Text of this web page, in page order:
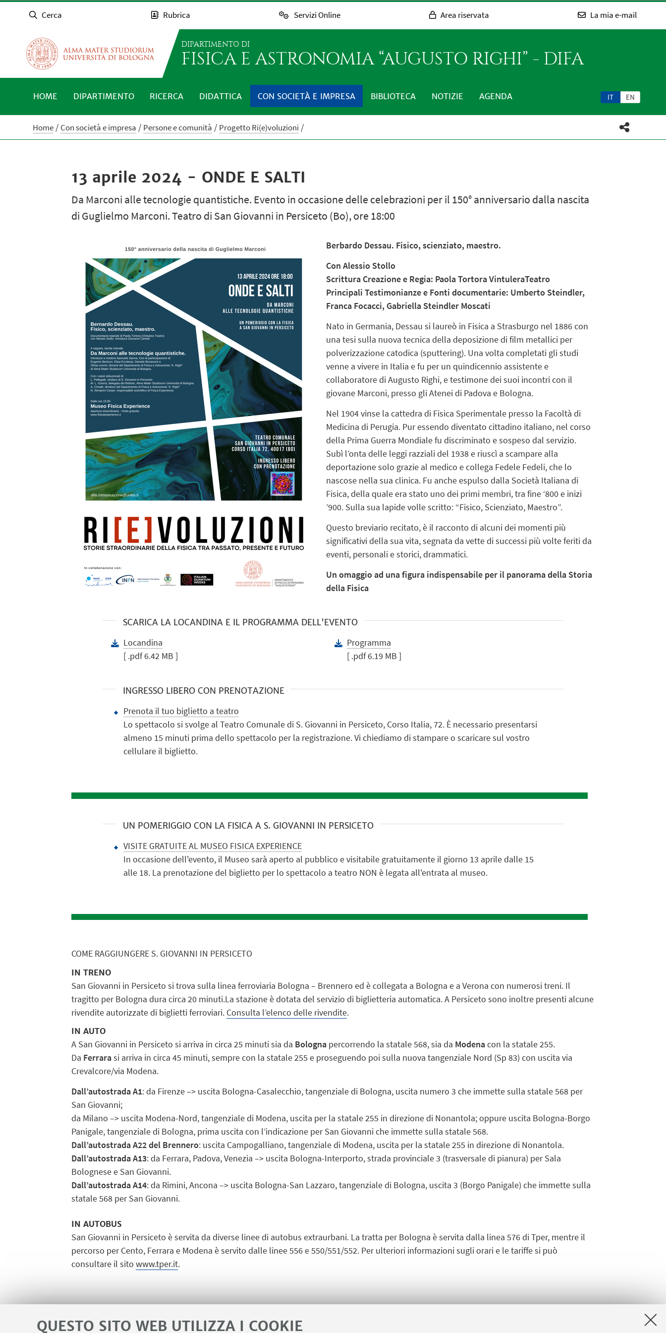
QUESTO SITO WEB UTILIZZA I COOKIE
Cerca Rubrica Servizi Online Area riservata La mia e-mail
DIPARTIMENTO DI
FISICA E ASTRONOMIA “AUGUSTO RIGHI” - DIFA
IT EN
HOME DIPARTIMENTO RICERCA DIDATTICA CON SOCIETÀ E IMPRESA BIBLIOTECA NOTIZIE AGENDA
Home Con società e impresa Persone e comunità Progetto Ri(e)voluzioni
13 aprile 2024 - ONDE E SALTI
Da Marconi alle tecnologie quantistiche. Evento in occasione delle celebrazioni per il 150° anniversario dalla nascita
di Guglielmo Marconi. Teatro di San Giovanni in Persiceto (Bo), ore 18:00
Berbardo Dessau. Fisico, scienziato, maestro.
Con Alessio Stollo
Scrittura Creazione e Regia: Paola Tortora VintuleraTeatro
Principali Testimonianze e Fonti documentarie: Umberto Steindler,
Franca Focacci, Gabriella Steindler Moscati
Nato in Germania, Dessau si laureò in Fisica a Strasburgo nel 1886 con
una tesi sulla nuova tecnica della deposizione di film metallici per
polverizzazione catodica (sputtering). Una volta completati gli studi
venne a vivere in Italia e fu per un quindicennio assistente e
collaboratore di Augusto Righi, e testimone dei suoi incontri con il
giovane Marconi, presso gli Atenei di Padova e Bologna.
Nel 1904 vinse la cattedra di Fisica Sperimentale presso la Facoltà di
Medicina di Perugia. Pur essendo diventato cittadino italiano, nel corso
della Prima Guerra Mondiale fu discriminato e sospeso dal servizio.
Subì l’onta delle leggi razziali del 1938 e riuscì a scampare alla
deportazione solo grazie al medico e collega Fedele Fedeli, che lo
nascose nella sua clinica. Fu anche espulso dalla Società Italiana di
Fisica, della quale era stato uno dei primi membri, tra fine ‘800 e inizi
’900. Sulla sua lapide volle scritto: “Fisico, Scienziato, Maestro”.
Questo breviario recitato, è il racconto di alcuni dei momenti più
significativi della sua vita, segnata da vette di successi più volte feriti da
eventi, personali e storici, drammatici.
Un omaggio ad una figura indispensabile per il panorama della Storia
della Fisica
SCARICA LA LOCANDINA E IL PROGRAMMA DELL'EVENTO
Locandina
[ .pdf 6.42 MB ]
Programma
[ .pdf 6.19 MB ]
INGRESSO LIBERO CON PRENOTAZIONE
Prenota il tuo biglietto a teatro
Lo spettacolo si svolge al Teatro Comunale di S. Giovanni in Persiceto, Corso Italia, 72. È necessario presentarsi
almeno 15 minuti prima dello spettacolo per la registrazione. Vi chiediamo di stampare o scaricare sul vostro
cellulare il biglietto.
UN POMERIGGIO CON LA FISICA A S. GIOVANNI IN PERSICETO
VISITE GRATUITE AL MUSEO FISICA EXPERIENCE
In occasione dell'evento, il Museo sarà aperto al pubblico e visitabile gratuitamente il giorno 13 aprile dalle 15
alle 18. La prenotazione del biglietto per lo spettacolo a teatro NON è legata all'entrata al museo.
COME RAGGIUNGERE S. GIOVANNI IN PERSICETO
IN TRENO
San Giovanni in Persiceto si trova sulla linea ferroviaria Bologna – Brennero ed è collegata a Bologna e a Verona con numerosi treni. Il
tragitto per Bologna dura circa 20 minuti.La stazione è dotata del servizio di biglietteria automatica. A Persiceto sono inoltre presenti alcune
rivendite autorizzate di biglietti ferroviari. Consulta l’elenco delle rivendite.
IN AUTO
A San Giovanni in Persiceto si arriva in circa 25 minuti sia da Bolognapercorrendo la statale 568, sia da Modenacon la statale 255.
Da Ferrarasi arriva in circa 45 minuti, sempre con la statale 255 e proseguendo poi sulla nuova tangenziale Nord (Sp 83) con uscita via
Crevalcore/via Modena.
Dall’autostrada A1: da Firenze –> uscita Bologna-Casalecchio, tangenziale di Bologna, uscita numero 3 che immette sulla statale 568 per
San Giovanni;
da Milano –> uscita Modena-Nord, tangenziale di Modena, uscita per la statale 255 in direzione di Nonantola; oppure uscita Bologna-Borgo
Panigale, tangenziale di Bologna, prima uscita con l’indicazione per San Giovanni che immette sulla statale 568.
Dall’autostrada A22 del Brennero: uscita Campogalliano, tangenziale di Modena, uscita per la statale 255 in direzione di Nonantola.
Dall’autostrada A13: da Ferrara, Padova, Venezia –> uscita Bologna-Interporto, strada provinciale 3 (trasversale di pianura) per Sala
Bolognese e San Giovanni.
Dall’autostrada A14: da Rimini, Ancona –> uscita Bologna-San Lazzaro, tangenziale di Bologna, uscita 3 (Borgo Panigale) che immette sulla
statale 568 per San Giovanni.
IN AUTOBUS
San Giovanni in Persiceto è servita da diverse linee di autobus extraurbani. La tratta per Bologna è servita dalla linea 576 di Tper, mentre il
percorso per Cento, Ferrara e Modena è servito dalle linee 556 e 550/551/552. Per ulteriori informazioni sugli orari e le tariffe si può
consultare il sito www.tper.it.